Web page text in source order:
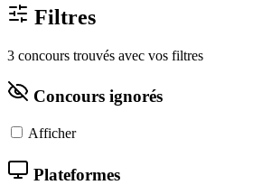
Filtres
3 concours trouvés avec vos filtres
Concours ignorés
Afficher
Plateformes